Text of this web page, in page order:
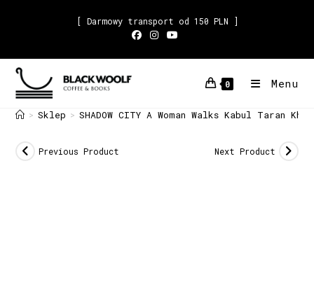
[ Darmowy transport od 150 PLN ]
0 Menu
> Sklep > SHADOW CITY A Woman Walks Kabul Taran Khan
Previous Product Next Product